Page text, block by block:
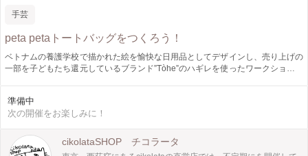
手芸
peta petaトートバッグをつくろう！
ベトナムの養護学校で描かれた絵を愉快な日用品としてデザインし、売り上げの
一部を子どもたち還元しているブランド”Tòhe”のハギレを使ったワークショップ
す。ハギレと言っても一つ一つが子どもたちのユニークな作品です。それぞれの
子どもたちの世界を楽しみながら、みんなでペタペタしましょう。 開催日時 8月
時～14時半 参加人数 各回5名 (お子様にご同伴の大人の方もお気兼ねなくいら
してください) 参加料金 バッグ片面デコレーション 1500円+税 バッグ両面デコ
準備中
次の開催をお楽しみに！
cikolataSHOP チコラータ